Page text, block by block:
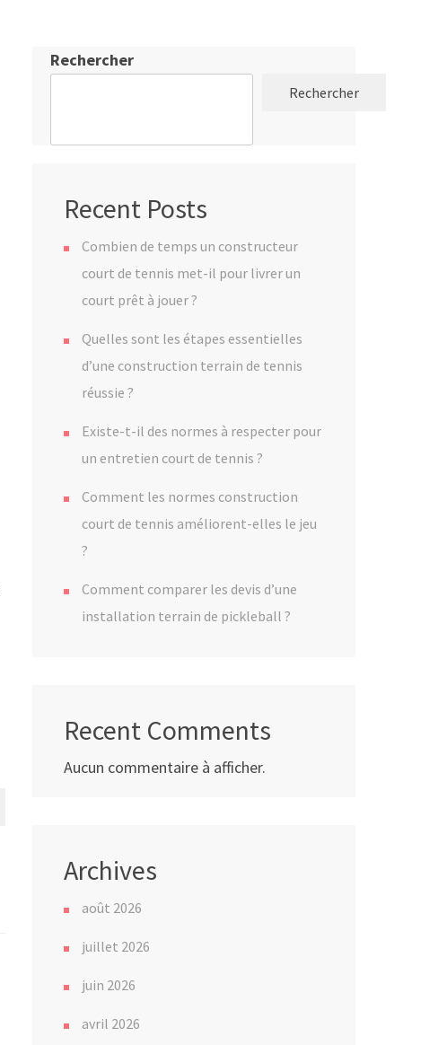
Rechercher
Rechercher
Recent Posts
Combien de temps un constructeur
court de tennis met-il pour livrer un
court prêt à jouer ?
Quelles sont les étapes essentielles
d’une construction terrain de tennis
réussie ?
Existe-t-il des normes à respecter pour
un entretien court de tennis ?
Comment les normes construction
court de tennis améliorent-elles le jeu
?
Comment comparer les devis d’une
installation terrain de pickleball ?
Recent Comments
Aucun commentaire à afficher.
Archives
août 2026
juillet 2026
juin 2026
avril 2026